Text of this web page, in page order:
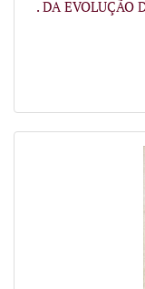
. DA EVOLUÇÃO